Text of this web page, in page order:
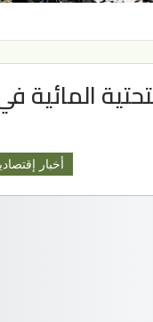
التحتية المائية
أخبار